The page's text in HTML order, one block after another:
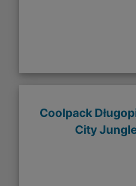
Coolpack
City